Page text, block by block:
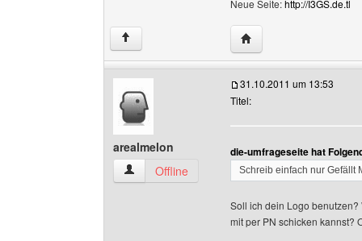
Neue Seite:http://I3GS.de.tl
↑ Website dieses
arealmelon
arealmelon Benutzer-Profile anzeigen
Offline
31.10.2011 um 13:53
Titel:
die-umfrageseite hat
Schreib einfach nur Gefällt
Soll ich dein Logo
mit per PN schicken kannst?